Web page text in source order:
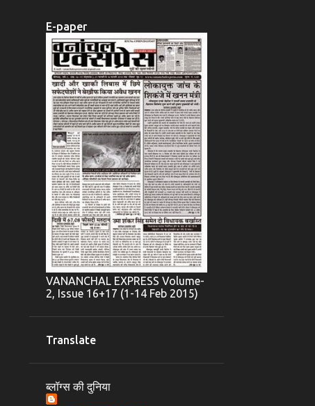
E-paper
VANANCHAL EXPRESS Volume-
2, Issue 16+17 (1-14 Feb 2015)
Translate
ब्लॉग्स की दुनिया